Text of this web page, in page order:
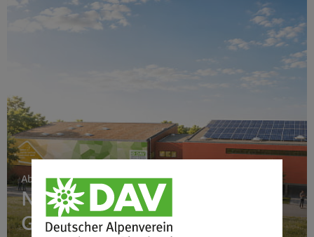
Kinderkletterkurs für Anfänger im Altmühltal
Ab 24. Juni 2026
Neubau Boulderhalle
Gilching